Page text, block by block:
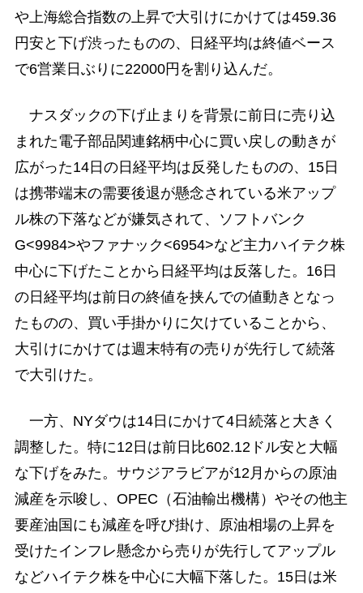
や上海総合指数の上昇で大引けにかけては459.36
円安と下げ渋ったものの、日経平均は終値ベース
で6営業日ぶりに22000円を割り込んだ。
ナスダックの下げ止まりを背景に前日に売り込
まれた電子部品関連銘柄中心に買い戻しの動きが
広がった14日の日経平均は反発したものの、15日
は携帯端末の需要後退が懸念されている米アップ
ル株の下落などが嫌気されて、ソフトバンク
G<9984>やファナック<6954>など主力ハイテク株
中心に下げたことから日経平均は反落した。16日
の日経平均は前日の終値を挟んでの値動きとなっ
たものの、買い手掛かりに欠けていることから、
大引けにかけては週末特有の売りが先行して続落
で大引けた。
一方、NYダウは14日にかけて4日続落と大きく
調整した。特に12日は前日比602.12ドル安と大幅
な下げをみた。サウジアラビアが12月からの原油
減産を示唆し、OPEC（石油輸出機構）やその他主
要産油国にも減産を呼び掛け、原油相場の上昇を
受けたインフレ懸念から売りが先行してアップル
などハイテク株を中心に大幅下落した。15日は米